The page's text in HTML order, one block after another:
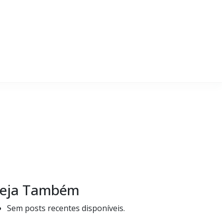
Também
Sem posts recentes disponíveis.